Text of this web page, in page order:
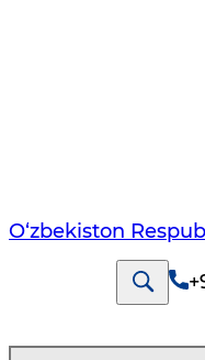
O‘zbekiston